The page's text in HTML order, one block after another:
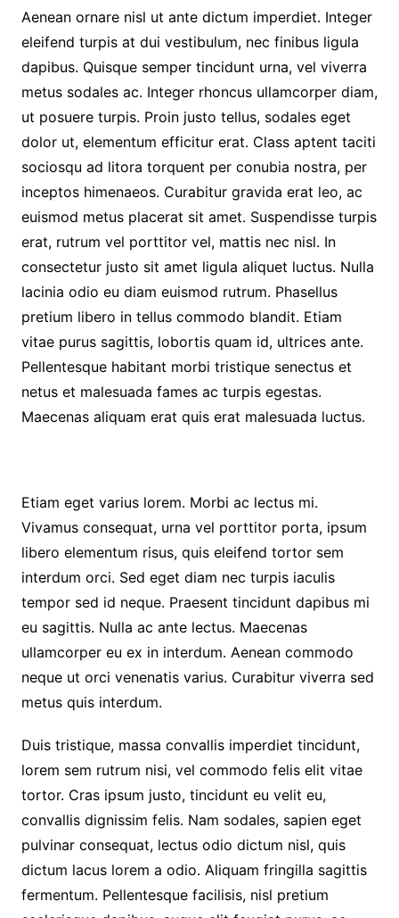
Aenean ornare nisl ut ante dictum imperdiet. Integer
eleifend turpis at dui vestibulum, nec finibus ligula
dapibus. Quisque semper tincidunt urna, vel viverra
metus sodales ac. Integer rhoncus ullamcorper diam,
ut posuere turpis. Proin justo tellus, sodales eget
dolor ut, elementum efficitur erat. Class aptent taciti
sociosqu ad litora torquent per conubia nostra, per
inceptos himenaeos. Curabitur gravida erat leo, ac
euismod metus placerat sit amet. Suspendisse turpis
erat, rutrum vel porttitor vel, mattis nec nisl. In
consectetur justo sit amet ligula aliquet luctus. Nulla
lacinia odio eu diam euismod rutrum. Phasellus
pretium libero in tellus commodo blandit. Etiam
vitae purus sagittis, lobortis quam id, ultrices ante.
Pellentesque habitant morbi tristique senectus et
netus et malesuada fames ac turpis egestas.
Maecenas aliquam erat quis erat malesuada luctus.
Etiam eget varius lorem. Morbi ac lectus mi.
Vivamus consequat, urna vel porttitor porta, ipsum
libero elementum risus, quis eleifend tortor sem
interdum orci. Sed eget diam nec turpis iaculis
tempor sed id neque. Praesent tincidunt dapibus mi
eu sagittis. Nulla ac ante lectus. Maecenas
ullamcorper eu ex in interdum. Aenean commodo
neque ut orci venenatis varius. Curabitur viverra sed
metus quis interdum.
Duis tristique, massa convallis imperdiet tincidunt,
lorem sem rutrum nisi, vel commodo felis elit vitae
tortor. Cras ipsum justo, tincidunt eu velit eu,
convallis dignissim felis. Nam sodales, sapien eget
pulvinar consequat, lectus odio dictum nisl, quis
dictum lacus lorem a odio. Aliquam fringilla sagittis
fermentum. Pellentesque facilisis, nisl pretium